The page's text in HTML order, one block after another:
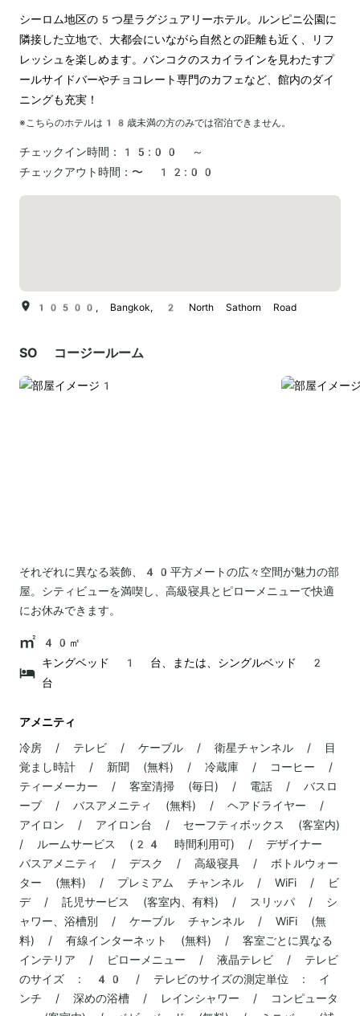
シーロム地区の5つ星ラグジュアリーホテル。ルンピニ公園に
隣接した立地で、大都会にいながら自然との距離も近く、リフ
レッシュを楽しめます。バンコクのスカイラインを見わたすプ
ールサイドバーやチョコレート専門のカフェなど、館内のダイ
ニングも充実！
※こちらのホテルは 18 歳未満の方のみでは宿泊できません。
チェックイン時間：
15:00 ～
チェックアウト時間： 〜 12:00
10500, Bangkok, 2 North Sathorn Road
SO コージールーム
それぞれに異なる装飾、40平方メートの広々空間が魅力の部
屋。シティビューを満喫し、高級寝具とピローメニューで快適
にお休みできます。
40㎡
キングベッド 1 台、または、シングルベッド 2
台
アメニティ
冷房 / テレビ / ケーブル / 衛星チャンネル / 目
覚まし時計 / 新聞 (無料) / 冷蔵庫 / コーヒー /
ティーメーカー / 客室清掃 (毎日) / 電話 / バスロ
ーブ / バスアメニティ (無料) / ヘアドライヤー /
アイロン / アイロン台 / セーフティボックス (客室内)
/ ルームサービス (24 時間利用可) / デザイナー
バスアメニティ / デスク / 高級寝具 / ボトルウォー
ター (無料) / プレミアム チャンネル / WiFi / ビ
デ / 託児サービス (客室内、有料) / スリッパ / シ
ャワー、浴槽別 / ケーブル チャンネル / WiFi (無
料) / 有線インターネット (無料) / 客室ごとに異なる
インテリア / ピローメニュー / 液晶テレビ / テレビ
のサイズ : 40 / テレビのサイズの測定単位 : イ
ンチ / 深めの浴槽 / レインシャワー / コンピュータ